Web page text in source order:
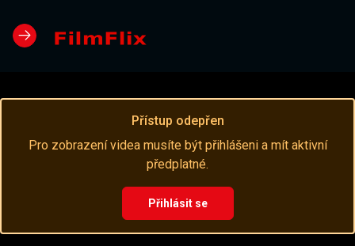
Přístup odepřen
Pro zobrazení videa musíte být přihlášeni a mít aktivní
předplatné.
Přihlásit se